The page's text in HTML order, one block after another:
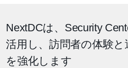
NextDCは、Security
活用し、訪問者の体験と
を強化します